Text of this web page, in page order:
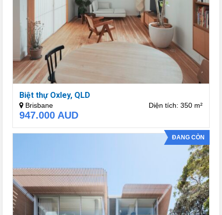
Biệt thự Oxley, QLD
Brisbane Diện tích: 350 m²
947.000 AUD
ĐANG CÒN